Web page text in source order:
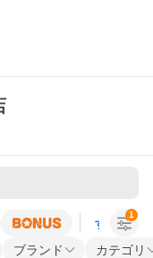
すべての条
ブランド カテゴリ
1